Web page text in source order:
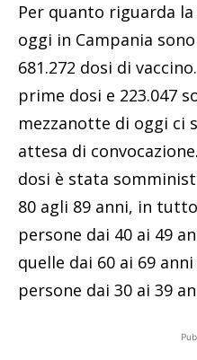
Per quanto riguarda
oggi in Campania
681.272 dosi di
prime dosi e 223.047
mezzanotte di oggi ci
attesa di
dosi è stata
80 agli 89 anni, in
persone dai 40 ai 49
quelle dai 60 ai 69
persone dai 30 ai 39